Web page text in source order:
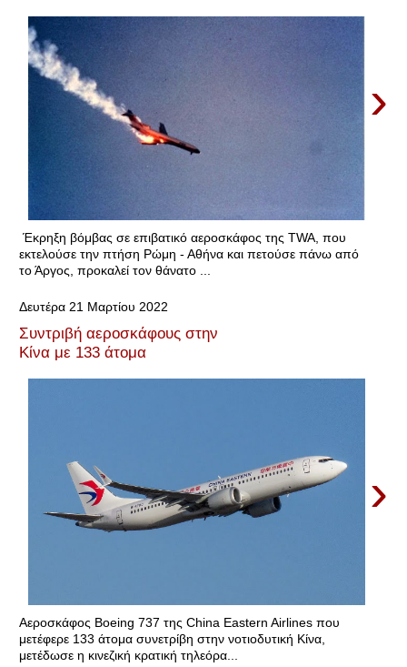
›
Έκρηξη βόμβας σε επιβατικό αεροσκάφος της TWA, που
εκτελούσε την πτήση Ρώμη - Αθήνα και πετούσε πάνω από
το Άργος, προκαλεί τον θάνατο ...
Δευτέρα 21 Μαρτίου 2022
Συντριβή αεροσκάφους στην
Κίνα με 133 άτομα
›
Αεροσκάφος Boeing 737 της China Eastern Airlines που
μετέφερε 133 άτομα συνετρίβη στην νοτιοδυτική Κίνα,
μετέδωσε η κινεζική κρατική τηλεόρα...